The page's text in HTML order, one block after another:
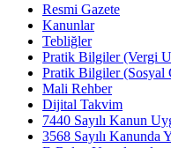
Resmi Gazete
Kanunlar
Tebliğler
Pratik Bilgiler (Vergi
Pratik Bilgiler (Sosyal
Mali Rehber
Dijital Takvim
7440 Sayılı Kanun
3568 Sayılı